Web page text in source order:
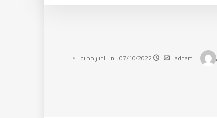
adham
07/10/2022
In : اخبار محليه